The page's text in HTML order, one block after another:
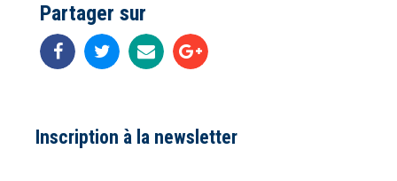
Partager sur
Inscription à la newsletter